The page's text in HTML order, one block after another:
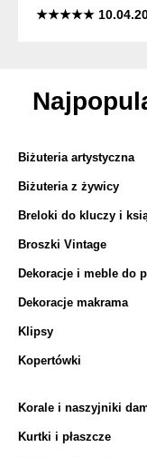
★★★★★
Biżuteria artystyczna
Biżuteria z żywicy
Breloki do kluczy i
Broszki Vintage
Dekoracje i meble do
Dekoracje makrama
Klipsy
Kopertówki
Korale i naszyjniki
Kurtki i płaszcze